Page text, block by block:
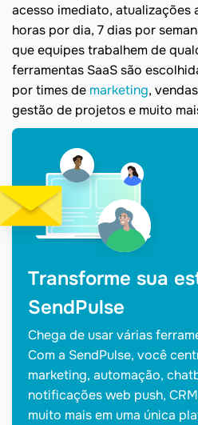
acesso imediato, atualizações
horas por dia, 7 dias por
que equipes trabalhem de
ferramentas SaaS são
por times de marketing,
gestão de projetos e muito
Transforme sua
SendPulse
Chega de usar várias
Com a SendPulse, você
marketing, automação,
notificações web push,
muito mais em uma única